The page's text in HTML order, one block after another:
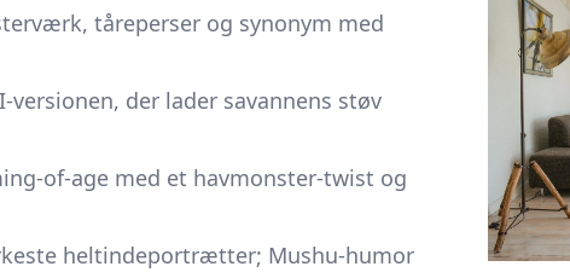
tåreperser og synonym med
versionen, der lader savannens støv
of-age med et havmonster-twist og
heltindeportrætter; Mushu-humor